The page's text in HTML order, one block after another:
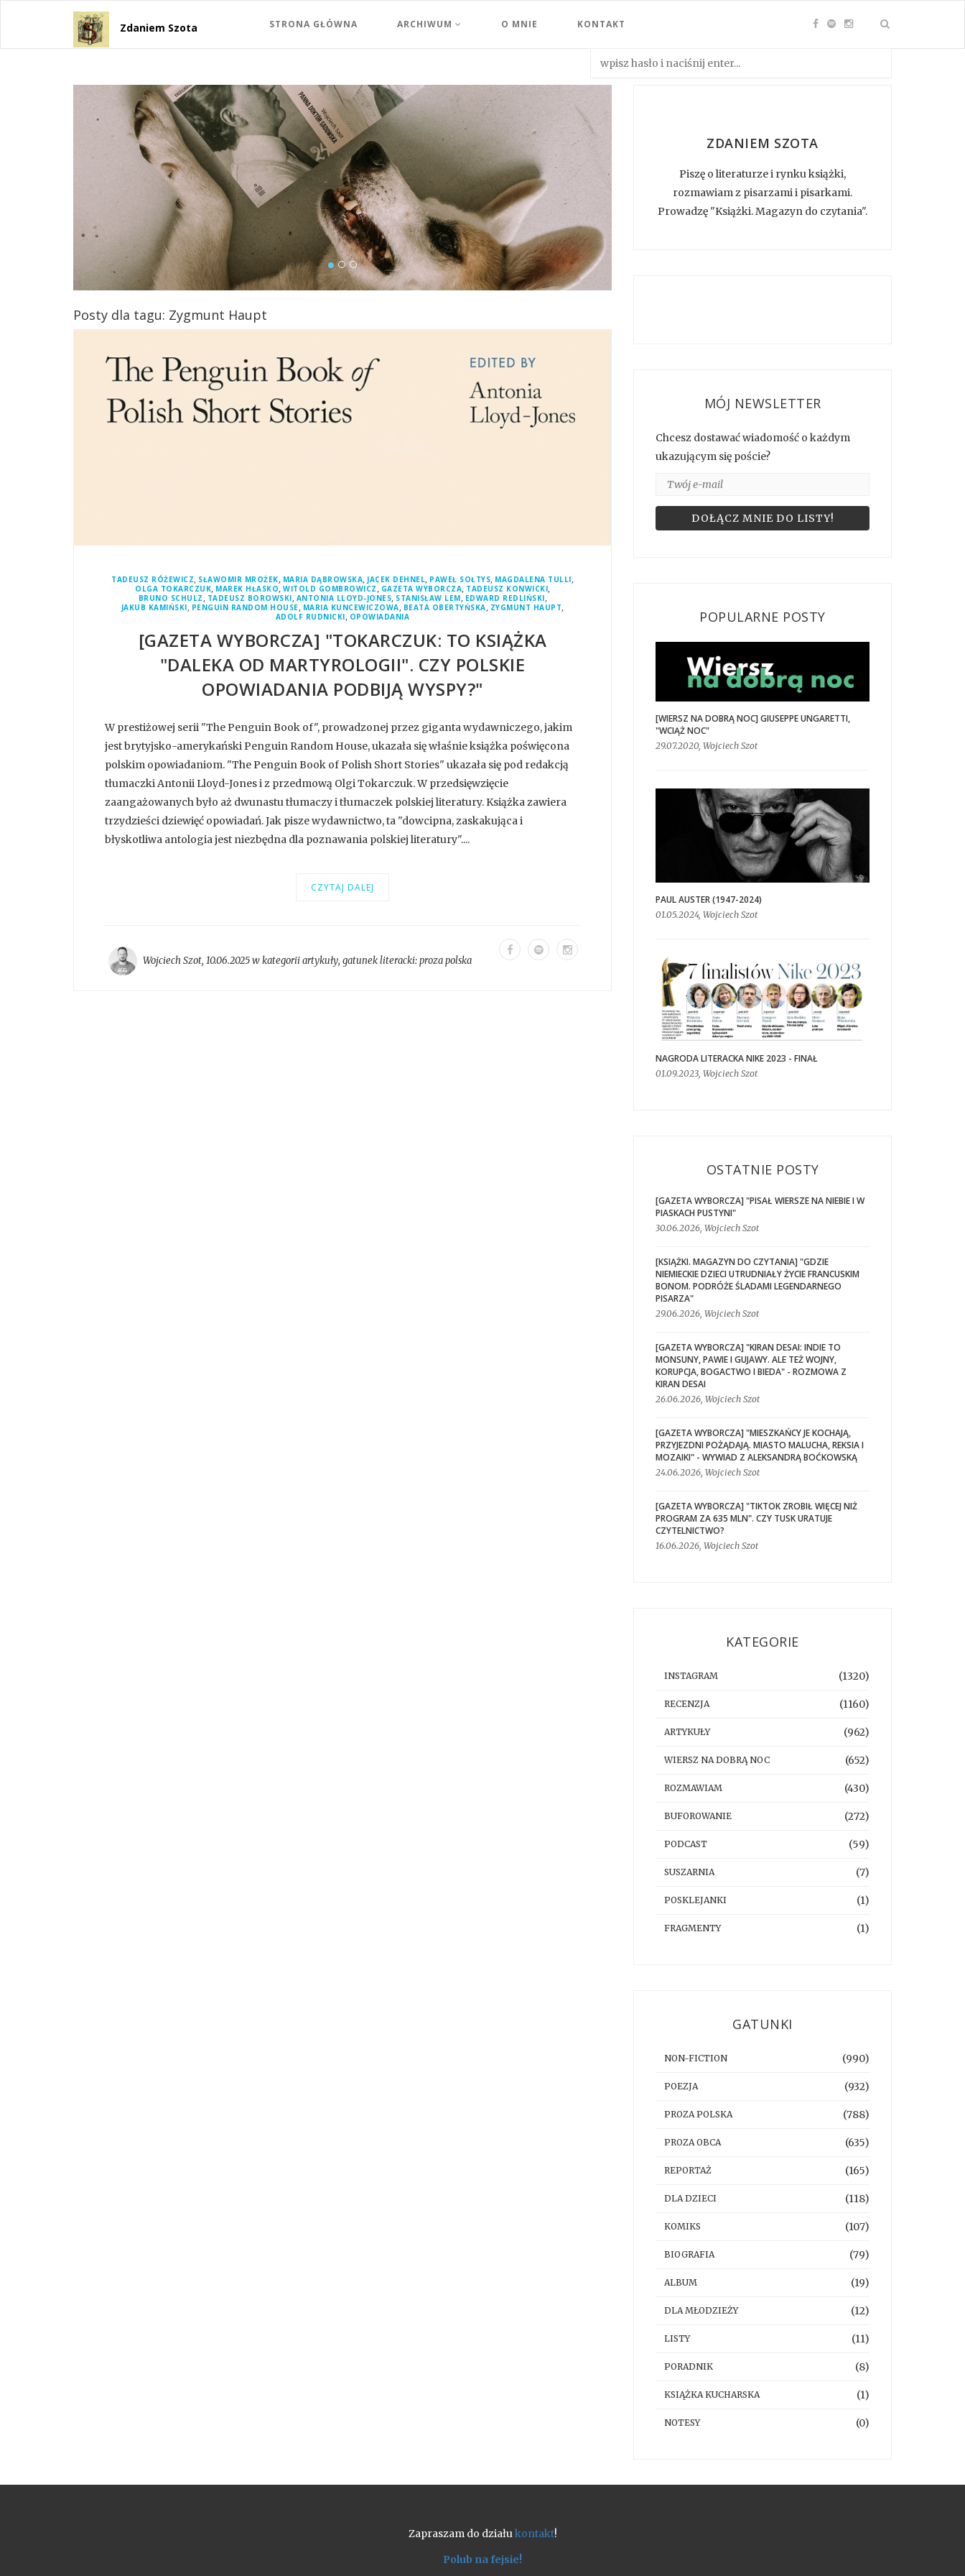
Zdaniem Szota STRONA GŁÓWNA ARCHIWUM O MNIE KONTAKT
Posty dla tagu: Zygmunt Haupt
TADEUSZ RÓŻEWICZ, SŁAWOMIR MROŻEK, MARIA DĄBROWSKA, JACEK DEHNEL, PAWEŁ SOŁTYS, MAGDALENA TULLI,
OLGA TOKARCZUK, MAREK HŁASKO, WITOLD GOMBROWICZ , GAZETA WYBORCZA, TADEUSZ KONWICKI,
BRUNO SCHULZ , TADEUSZ BOROWSKI, ANTONIA LLOYD-JONES, STANISŁAW LEM, EDWARD REDLIŃSKI,
JAKUB KAMIŃSKI, PENGUIN RANDOM HOUSE, MARIA KUNCEWICZOWA, BEATA OBERTYŃSKA, ZYGMUNT HAUPT,
ADOLF RUDNICKI, OPOWIADANIA
[GAZETA WYBORCZA] "TOKARCZUK: TO KSIĄŻKA
"DALEKA OD MARTYROLOGII". CZY POLSKIE
OPOWIADANIA PODBIJĄ WYSPY?"
W prestiżowej serii "The Penguin Book of", prowadzonej przez giganta wydawniczego, jakim
jest brytyjsko-amerykański Penguin Random House, ukazała się właśnie książka poświęcona
polskim opowiadaniom. "The Penguin Book of Polish Short Stories" ukazała się pod redakcją
tłumaczki Antonii Lloyd-Jones i z przedmową Olgi Tokarczuk. W przedsięwzięcie
zaangażowanych było aż dwunastu tłumaczy i tłumaczek polskiej literatury. Książka zawiera
trzydzieści dziewięć opowiadań. Jak pisze wydawnictwo, ta "dowcipna, zaskakująca i
błyskotliwa antologia jest niezbędna dla poznawania polskiej literatury"....
CZYTAJ DALEJ
Wojciech Szot, 10.06.2025 w kategoriiartykuły, gatunek literacki:proza polska
ZDANIEM SZOTA
Piszę o literaturze i rynku książki,
rozmawiam z pisarzami i pisarkami.
Prowadzę "Książki. Magazyn do czytania".
MÓJ NEWSLETTER
Chcesz dostawać wiadomość o każdym
ukazującym się poście?
POPULARNE POSTY
[WIERSZ NA DOBRĄ NOC] GIUSEPPE UNGARETTI,
"WCIĄŻ NOC"
29.07.2020, Wojciech Szot
PAUL AUSTER (1947-2024)
01.05.2024, Wojciech Szot
NAGRODA LITERACKA NIKE 2023 - FINAŁ
01.09.2023, Wojciech Szot
OSTATNIE POSTY
[GAZETA WYBORCZA] "PISAŁ WIERSZE NA NIEBIE I W
PIASKACH PUSTYNI"
30.06.2026, Wojciech Szot
[KSIĄŻKI. MAGAZYN DO CZYTANIA] "GDZIE
NIEMIECKIE DZIECI UTRUDNIAŁY ŻYCIE FRANCUSKIM
BONOM. PODRÓŻE ŚLADAMI LEGENDARNEGO
PISARZA"
29.06.2026, Wojciech Szot
[GAZETA WYBORCZA] "KIRAN DESAI: INDIE TO
MONSUNY, PAWIE I GUJAWY. ALE TEŻ WOJNY,
KORUPCJA, BOGACTWO I BIEDA" - ROZMOWA Z
KIRAN DESAI
26.06.2026, Wojciech Szot
[GAZETA WYBORCZA] "MIESZKAŃCY JE KOCHAJĄ,
PRZYJEZDNI POŻĄDAJĄ. MIASTO MALUCHA, REKSIA I
MOZAIKI" - WYWIAD Z ALEKSANDRĄ BOĆKOWSKĄ
24.06.2026, Wojciech Szot
[GAZETA WYBORCZA] "TIKTOK ZROBIŁ WIĘCEJ NIŻ
PROGRAM ZA 635 MLN". CZY TUSK URATUJE
CZYTELNICTWO?
16.06.2026, Wojciech Szot
KATEGORIE
INSTAGRAM (1320)
RECENZJA (1160)
ARTYKUŁY (962)
WIERSZ NA DOBRĄ NOC (652)
ROZMAWIAM (430)
BUFOROWANIE (272)
PODCAST (59)
SUSZARNIA (7)
POSKLEJANKI (1)
FRAGMENTY (1)
GATUNKI
NON-FICTION (990)
POEZJA (932)
PROZA POLSKA (788)
PROZA OBCA (635)
REPORTAŻ (165)
DLA DZIECI (118)
KOMIKS (107)
BIOGRAFIA (79)
ALBUM (19)
DLA MŁODZIEŻY (12)
LISTY (11)
PORADNIK (8)
KSIĄŻKA KUCHARSKA (1)
NOTESY (0)
Zapraszam do działukontakt!
Polub na fejsie!